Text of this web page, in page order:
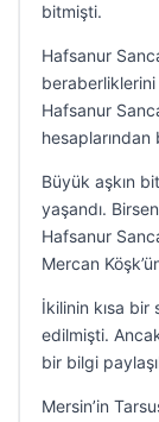
bitmişti.
Hafsanur
beraberliklerini
Hafsanur
hesaplarından
Büyük aşkın
yaşandı.
Hafsanur
Mercan
İkilinin kısa bir
edilmişti.
bir bilgi
Mersin’in